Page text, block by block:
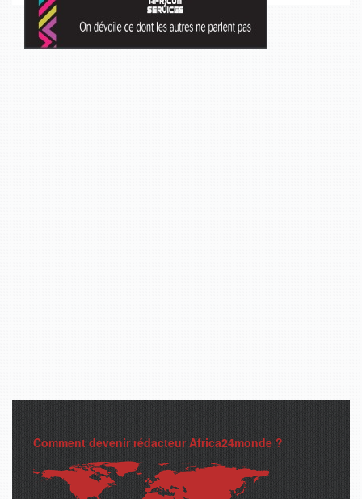
Comment devenir rédacteur Africa24monde ?